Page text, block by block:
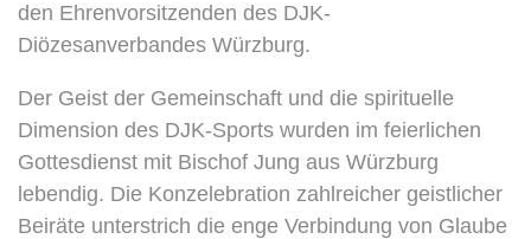
den Ehrenvorsitzenden des DJK-
Diözesanverbandes Würzburg.
Der Geist der Gemeinschaft und die spirituelle
Dimension des DJK-Sports wurden im feierlichen
Gottesdienst mit Bischof Jung aus Würzburg
lebendig. Die Konzelebration zahlreicher geistlicher
Beiräte unterstrich die enge Verbindung von Glaube